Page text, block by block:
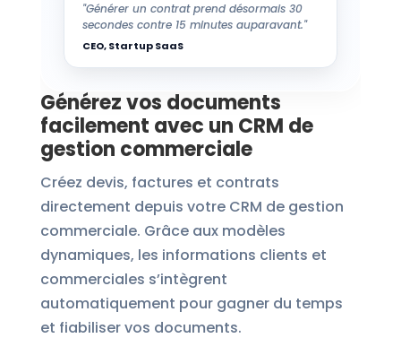
Générez vos documents
facilement avec un CRM de
gestion commerciale
Créez devis, factures et contrats
directement depuis votre CRM de gestion
commerciale. Grâce aux modèles
dynamiques, les informations clients et
commerciales s’intègrent
automatiquement pour gagner du temps
et fiabiliser vos documents.
"Générer un contrat prend désormais 30
secondes contre 15 minutes auparavant."
CEO, Startup SaaS